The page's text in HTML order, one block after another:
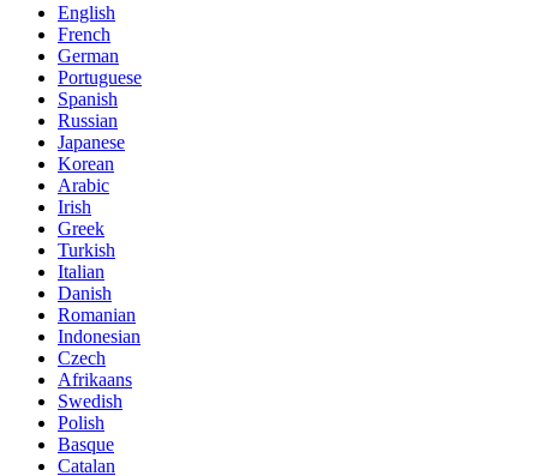
English
French
German
Portuguese
Spanish
Russian
Japanese
Korean
Arabic
Irish
Greek
Turkish
Italian
Danish
Romanian
Indonesian
Czech
Afrikaans
Swedish
Polish
Basque
Catalan